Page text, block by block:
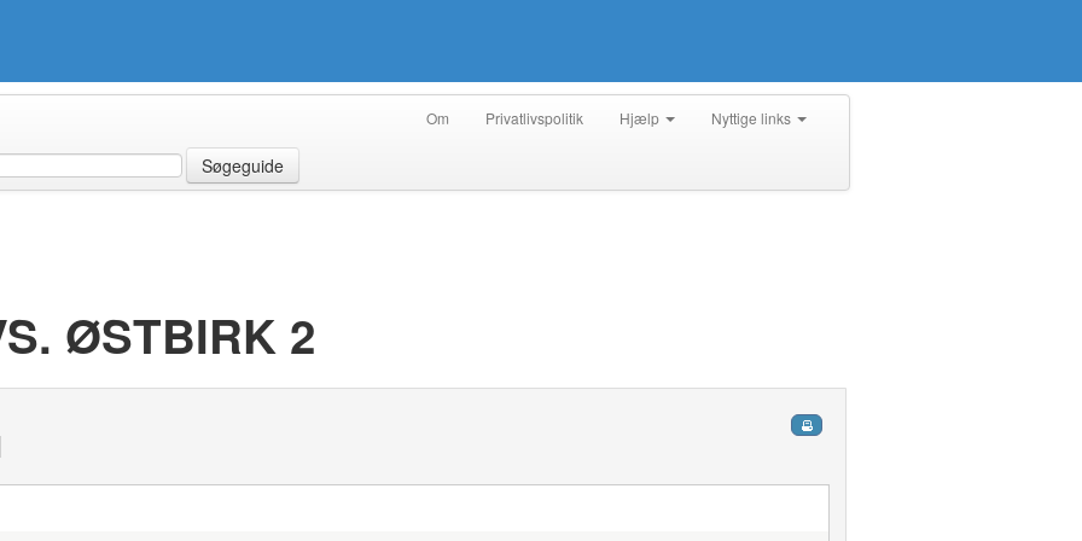
Om Privatlivspolitik Hjælp Nyttige links
Søgeguide
ØSTBIRK 2